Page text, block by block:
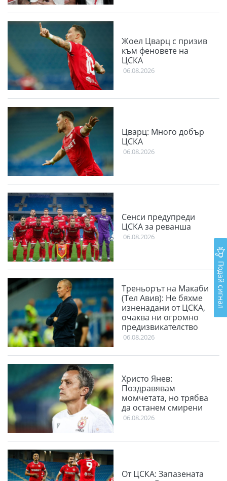
Жоел Цварц с призив
към феновете на
ЦСКА
06.08.2026
Цварц: Много добър
ЦСКА
06.08.2026
Сенси предупреди
ЦСКА за реванша
06.08.2026
Треньорът на Макаби
(Тел Авив): Не бяхме
изненадани от ЦСКА,
очаква ни огромно
предизвикателство
06.08.2026
Христо Янев:
Поздравявам
момчетата, но трябва
да останем смирени
06.08.2026
От ЦСКА: Запазената
Подай сигнал